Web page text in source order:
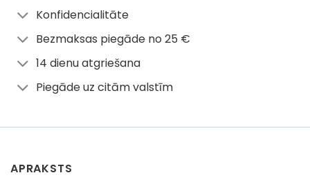
Konfidencialitāte
Bezmaksas piegāde no 25 €
14 dienu atgriešana
Piegāde uz citām valstīm
APRAKSTS